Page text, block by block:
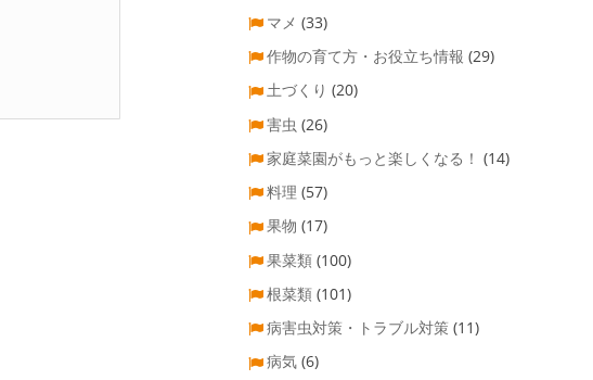
マメ (33)
作物の育て方・お役立ち情報 (29)
土づくり (20)
害虫 (26)
家庭菜園がもっと楽しくなる！ (14)
料理 (57)
果物 (17)
果菜類 (100)
根菜類 (101)
病害虫対策・トラブル対策 (11)
病気 (6)